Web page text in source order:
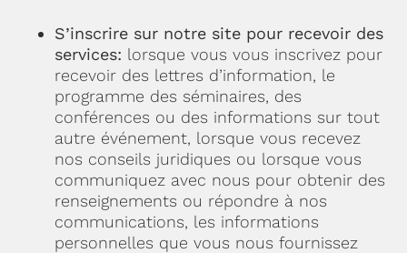
S’inscrire sur notre site pour recevoir des
services: lorsque vous vous inscrivez pour
recevoir des lettres d’information, le
programme des séminaires, des
conférences ou des informations sur tout
autre événement, lorsque vous recevez
nos conseils juridiques ou lorsque vous
communiquez avec nous pour obtenir des
renseignements ou répondre à nos
communications, les informations
personnelles que vous nous fournissez